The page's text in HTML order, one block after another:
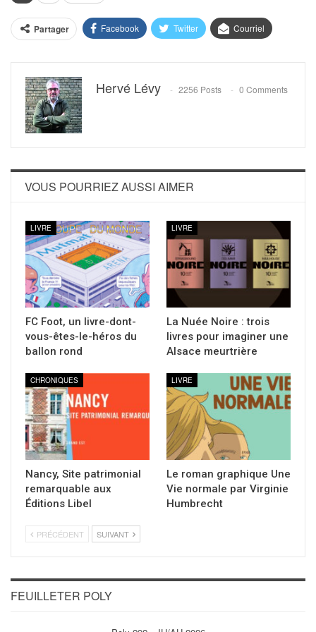
Partager Facebook Twitter Courriel
Hervé Lévy 2256 Posts 0 Comments
VOUS POURRIEZ AUSSI AIMER
LIVRE
FC Foot, un livre-dont-
vous-êtes-le-héros du
ballon rond
LIVRE
La Nuée Noire : trois
livres pour imaginer une
Alsace meurtrière
CHRONIQUES
Nancy, Site patrimonial
remarquable aux
Éditions Libel
LIVRE
Le roman graphique Une
Vie normale par Virginie
Humbrecht
PRÉCÉDENT SUIVANT
FEUILLETER POLY